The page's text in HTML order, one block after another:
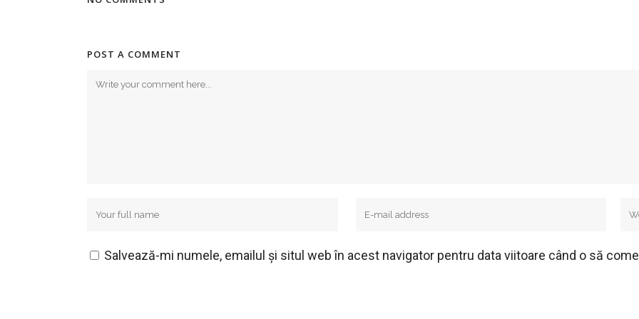
POST A COMMENT
Salvează-mi numele, emailul și situl web în acest navigator pentru data viitoare când o să